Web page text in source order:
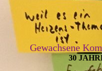
Gewachsene
30